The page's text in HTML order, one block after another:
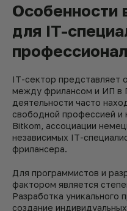
Особенности
для IT-
IT-сектор представляет
между фрилансом и ИП в
деятельности часто
свободной профессией
Bitkom, ассоциации
независимых IT-
фрилансера.
Для программистов и
фактором является
Разработка уникального
создание